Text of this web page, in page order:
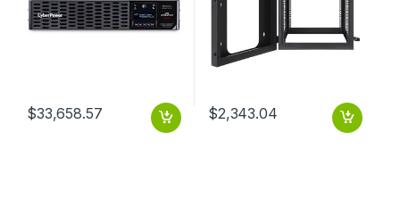
$33,658.57 $2,343.04